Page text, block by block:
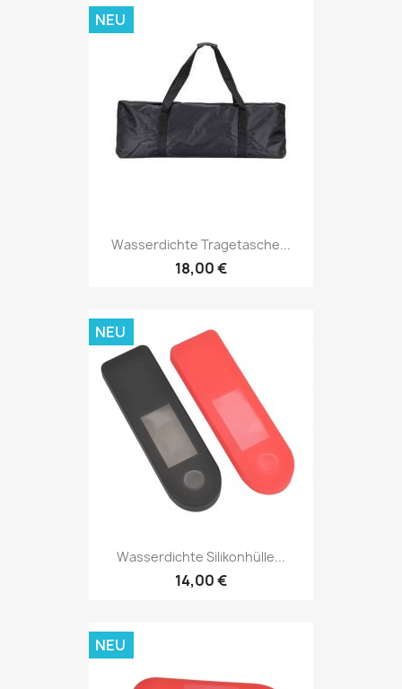
Wasserdichte Tragetasche...
18,00 €
NEU
Wasserdichte Silikonhülle...
14,00 €
NEU
NEU